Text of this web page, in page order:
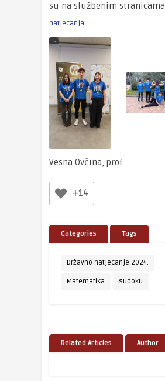
su na službenim stranicama
natjecanja .
Vesna Ovčina, prof.
+14
Categories Tags
Državno natjecanje 2024.
Matematika sudoku
Related Articles Author